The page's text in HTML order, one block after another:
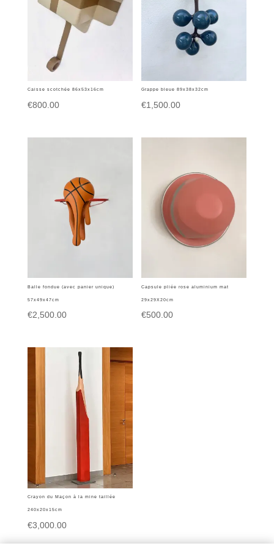
Caisse scotchée 86x53x16cm
€800.00
Grappe bleue 89x38x32cm
€1,500.00
Balle fondue (avec panier unique)
57x49x47cm
€2,500.00
Capsule pliée rose aluminium mat
29x29X20cm
€500.00
Crayon du Maçon à la mine taillée
240x20x15cm
€3,000.00